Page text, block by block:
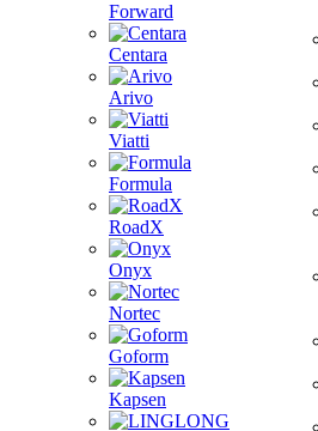
Forward
Centara
Arivo
Viatti
Formula
RoadX
Onyx
Nortec
Goform
Kapsen